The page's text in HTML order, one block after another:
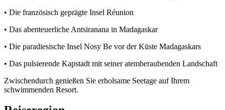
• Die französisch geprägte Insel Réunion
• Das abenteuerliche Antsiranana in Madagaskar
• Die paradiesische Insel Nosy Be vor der Küste Madagaskars
• Das pulsierende Kapstadt mit seiner atemberaubenden Landschaft
Zwischendurch genießen Sie erholsame Seetage auf Ihrem
schwimmenden Resort.